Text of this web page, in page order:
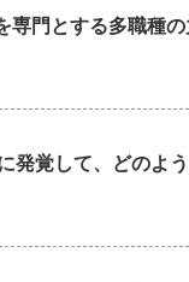
専門とする多職種
発覚して、どのよ